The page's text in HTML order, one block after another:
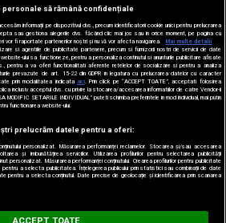
ne și pe
personale să rămână confidențiale
informații pe dispozitivul dvs., precum identificatorii cookie unici pentru prelucrarea
sau gestiona alegerile dvs. făcând clic mai jos sau în orice moment, pe pagina cu
vor fi raportate partenerilor noștri și nu vă vor afecta navigarea.
Mai multe detalii
si agentiile de publicitate partenere, precum si furnizorii nostri de servicii de date
ului sa functioneze, pentru a personaliza continutul si anunturile publicitare afisate
pentru a va oferi functionalitati aferente retelelor de socializare si pentru a analiza
prevazute de art. 15-22 din GDPR in legatura cu prelucrarea datelor cu caracter
prin modalitatea indicata aici. Prin click pe “ACCEPT TOATE”, acceptati folosirea
inclusiv acceptul dvs. cu privire la stocarea/accesarea informatiilor de catre Vendor-ii
MODIFIC SETARILE INDIVIDUAL” puteti schimba preferintele in mod individual, mai putin
functionarea website-ului.
prelucrăm datele pentru a oferi:
personalizat. Măsurarea performanței reclamelor. Stocarea și/sau accesarea
și îmbunătățirea serviciilor. Utilizarea profilurilor pentru selectarea publicității
personalizat. Măsurarea performanței conținutului. Crearea profilurilor pentru publicitate
a selecta publicitatea. Înțelegerea publicului prin statistici sau combinații de date
pentru a selecta conținutul. Date precise de geolocație și identificarea prin scanarea